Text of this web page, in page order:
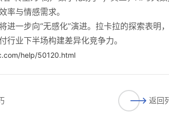
率与情感需求。
一步向“无感化”演进。拉卡拉的探索表明
业下半场构建差异化竞争力。
help/50120.html
返回